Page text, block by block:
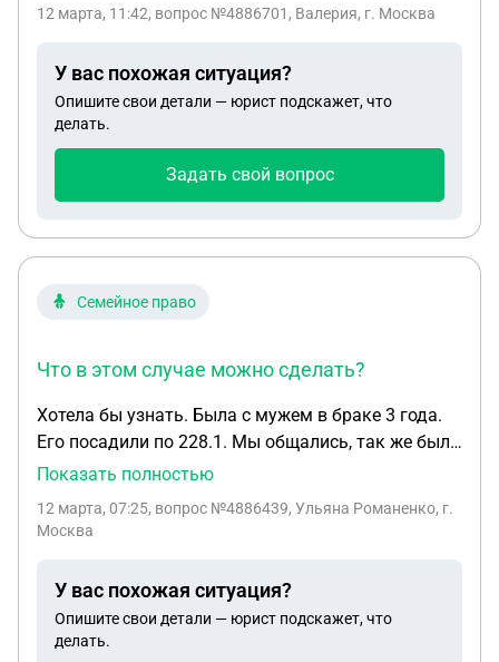
12 марта, 11:42, вопрос №4886701, Валерия, г. Москва
У вас похожая ситуация?
Опишите свои детали — юрист подскажет, что
делать.
Задать свой вопрос
Семейное право
Что в этом случае можно сделать?
Хотела бы узнать. Была с мужем в браке 3 года.
Его посадили по 228.1. Мы общались, так же были
вместе. Но после я узнала что он общается с
в отношениях, и так же сохраняли брак, но
Настал момент когда он подписал контракт на
сво. Я об этом не знала , и его мать подала от его
имени на развод , нас не развели тк она наврала
Показать полностью
12 марта, 07:25, вопрос №4886439, Ульяна Романенко, г.
Москва
У вас похожая ситуация?
Опишите свои детали — юрист подскажет, что
делать.